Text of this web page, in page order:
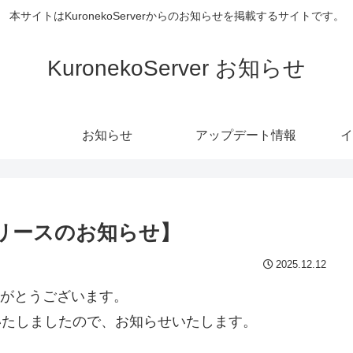
本サイトはKuronekoServerからのお知らせを掲載するサイトです。
KuronekoServer お知らせ
お知らせ アップデート情報
スのお知らせ】
2025.12.12
とうございます。
しましたので、お知らせいたします。